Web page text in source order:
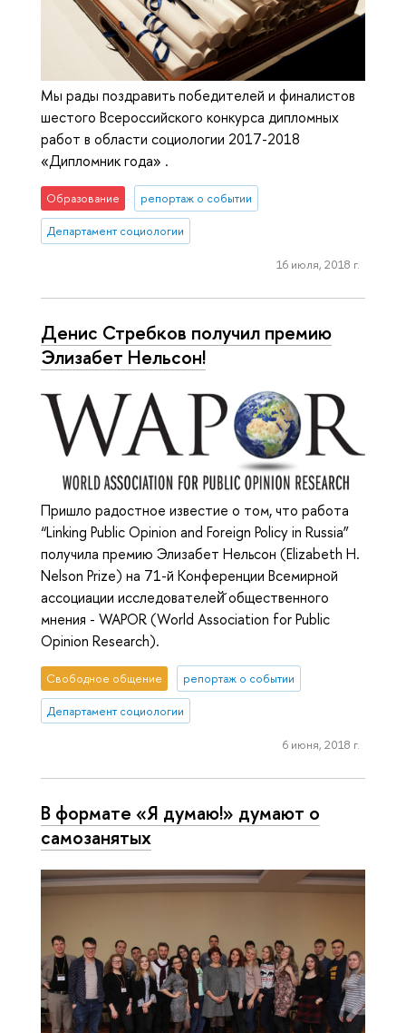
Мы рады поздравить победителей и финалистов
шестого Всероссийского конкурса дипломных
работ в области социологии 2017-2018
«Дипломник года» .
Образование репортаж о событии
Департамент социологии
16 июля, 2018 г.
Денис Стребков получил премию
Элизабет Нельсон!
Пришло радостное известие о том, что работа
“Linking Public Opinion and Foreign Policy in Russia”
получила премию Элизабет Нельсон (Elizabeth H.
Nelson Prize) на 71-й Конференции Всемирной
ассоциации исследователей̆ общественного
мнения - WAPOR (World Association for Public
Opinion Research).
Свободное общение репортаж о событии
Департамент социологии
6 июня, 2018 г.
В формате «Я думаю!» думают о
самозанятых